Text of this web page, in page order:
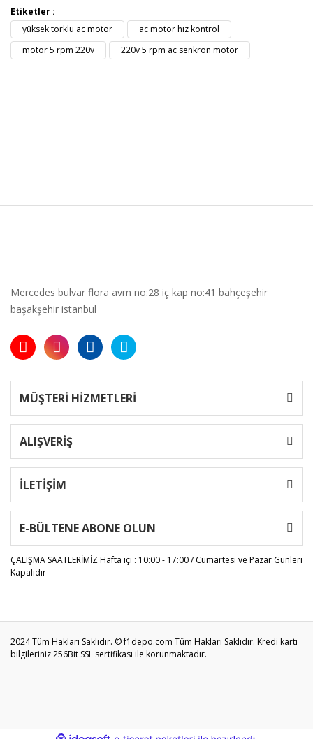
Etiketler :
yüksek torklu ac motor
ac motor hız kontrol
motor 5 rpm 220v
220v 5 rpm ac senkron motor
Mercedes bulvar flora avm no:28 iç kap no:41 bahçeşehir
başakşehir istanbul
MÜŞTERİ HİZMETLERİ
ALIŞVERİŞ
İLETİŞİM
E-BÜLTENE ABONE OLUN
ÇALIŞMA SAATLERİMİZHafta içi : 10:00 - 17:00 / Cumartesi ve Pazar Günleri
Kapalıdır
2024 Tüm Hakları Saklıdır. © f1depo.com Tüm Hakları Saklıdır. Kredi kartı
bilgileriniz 256Bit SSL sertifikası ile korunmaktadır.